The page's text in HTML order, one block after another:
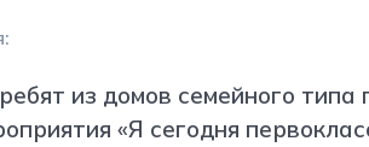
из домов семейного типа
«Я сегодня